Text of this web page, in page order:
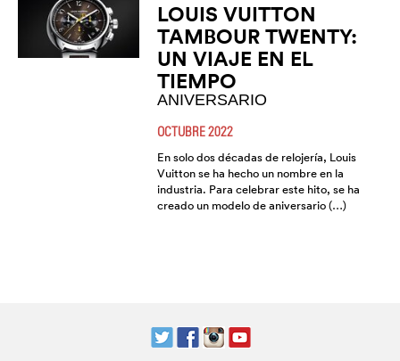
LOUIS VUITTON
TAMBOUR TWENTY:
UN VIAJE EN EL
TIEMPO
ANIVERSARIO
OCTUBRE 2022
En solo dos décadas de relojería, Louis
Vuitton se ha hecho un nombre en la
industria. Para celebrar este hito, se ha
creado un modelo de aniversario (…)